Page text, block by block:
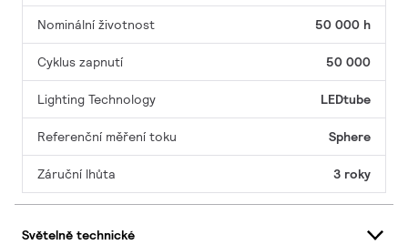
Nominální životnost 50 000 h
Cyklus zapnutí 50 000
Lighting Technology LEDtube
Referenční měření toku Sphere
Záruční lhůta 3 roky
Světelně technické